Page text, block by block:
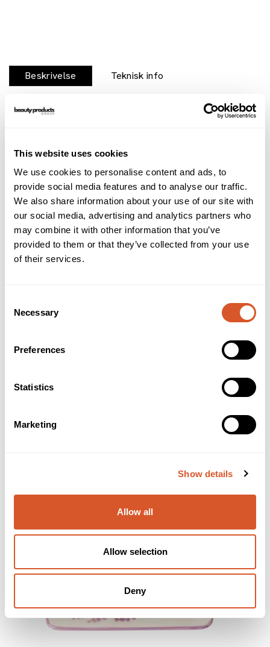
This website uses cookies
We use cookies to personalise content and ads, to
provide social media features and to analyse our traffic.
We also share information about your use of our site with
our social media, advertising and analytics partners who
may combine it with other information that you’ve
provided to them or that they’ve collected from your use
of their services.
Selection
Necessary
Preferences
Statistics
Marketing
Show details
Allow all
Allow selection
Deny
Beskrivelse Teknisk info
Tilbehør